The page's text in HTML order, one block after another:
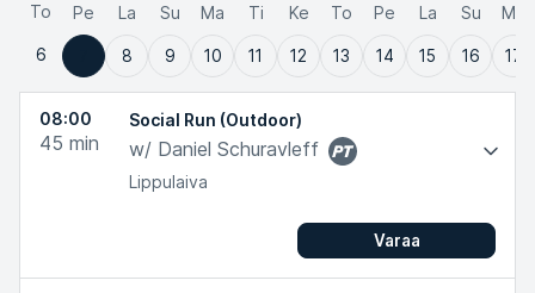
To
6
Pe La
8
Su
9
Ma
10
Ti
11
Ke
12
To
13
Pe
14
La
15
Su
16
Ma
17
08:00
45 min
Social Run (Outdoor)
w/ Daniel Schuravleff
Lippulaiva
Varaa